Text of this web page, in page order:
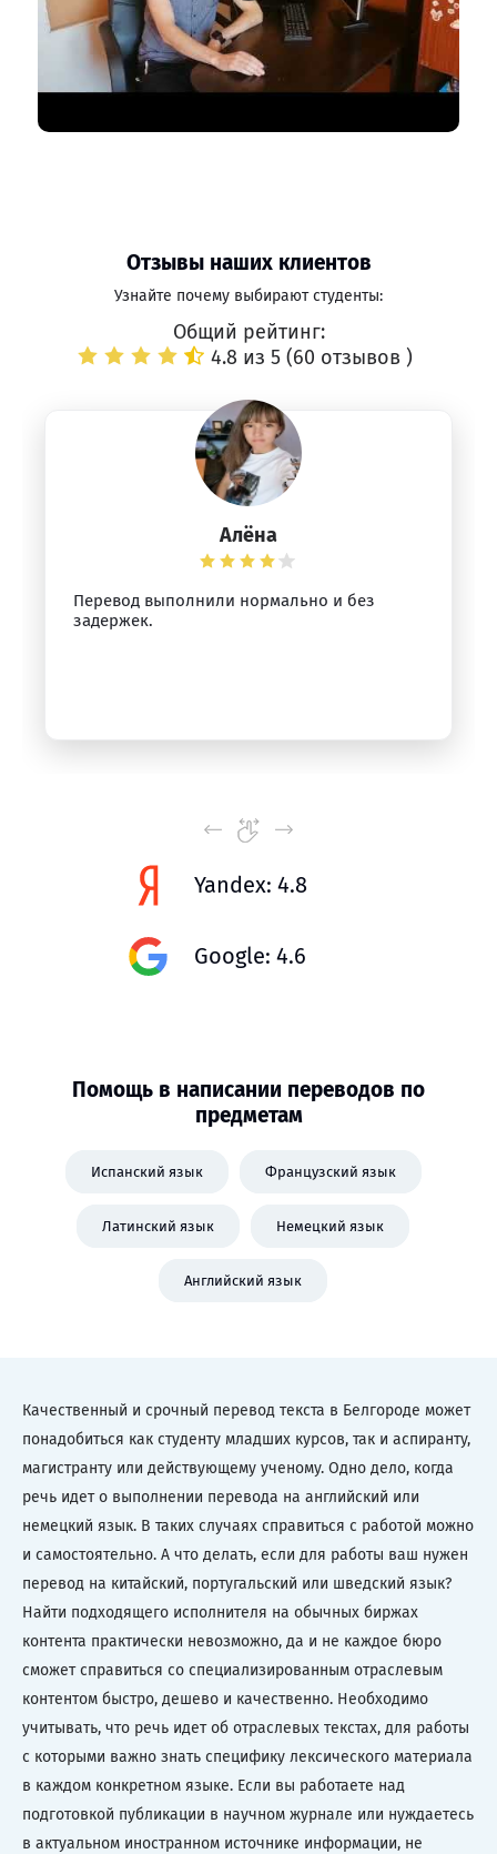
Отзывы наших клиентов
Узнайте почему выбирают студенты:
Общий рейтинг:
4.8 из 5 (60 отзывов )
Алёна
Перевод выполнили нормально и без
задержек.
Yandex: 4.8
Google: 4.6
Помощь в написании переводов по
предметам
Испанский язык Французский язык
Латинский язык Немецкий язык
Английский язык
Качественный и срочный перевод текста в Белгороде может
понадобиться как студенту младших курсов, так и аспиранту,
магистранту или действующему ученому. Одно дело, когда
речь идет о выполнении перевода на английский или
немецкий язык. В таких случаях справиться с работой можно
и самостоятельно. А что делать, если для работы ваш нужен
перевод на китайский, португальский или шведский язык?
Найти подходящего исполнителя на обычных биржах
контента практически невозможно, да и не каждое бюро
сможет справиться со специализированным отраслевым
контентом быстро, дешево и качественно. Необходимо
учитывать, что речь идет об отраслевых текстах, для работы
с которыми важно знать специфику лексического материала
в каждом конкретном языке. Если вы работаете над
подготовкой публикации в научном журнале или нуждаетесь
в актуальном иностранном источнике информации, не